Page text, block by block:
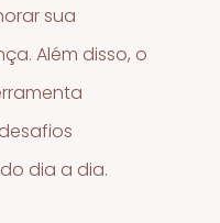
sua
Além disso, o
dia a dia.